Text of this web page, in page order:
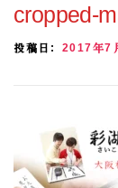
cropped-
投稿日: 2017年7